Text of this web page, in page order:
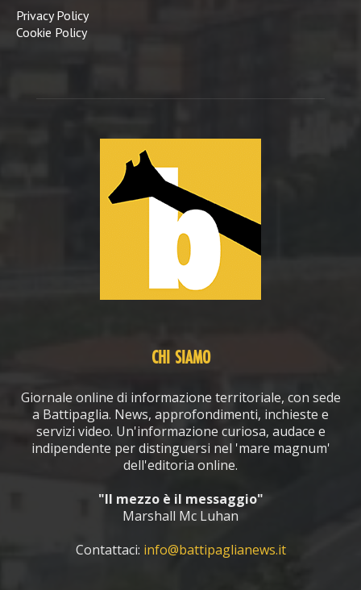
Privacy Policy
Cookie Policy
CHI SIAMO
Giornale online di informazione territoriale, con sede
a Battipaglia. News, approfondimenti, inchieste e
servizi video. Un'informazione curiosa, audace e
indipendente per distinguersi nel 'mare magnum'
dell'editoria online.
"Il mezzo è il messaggio"
Marshall Mc Luhan
Contattaci: info@battipaglianews.it